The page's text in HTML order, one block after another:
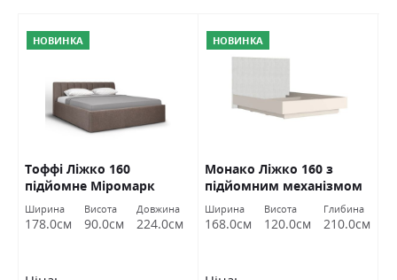
НОВИНКА
Тоффі Ліжко 160
підйомне Міромарк
Ширина
178.0см
Висота
90.0см
Довжина
224.0см
НОВИНКА
Монако Ліжко 160 з
підйомним механізмом
та вкладом кашемір
Гербор
Ширина
168.0см
Висота
120.0см
Глибина
210.0см